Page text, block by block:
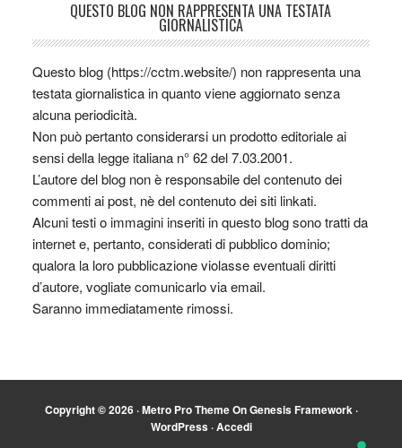
QUESTO BLOG NON RAPPRESENTA UNA TESTATA
GIORNALISTICA
Questo blog (https://cctm.website/) non rappresenta una
testata giornalistica in quanto viene aggiornato senza
alcuna periodicità.
Non può pertanto considerarsi un prodotto editoriale ai
sensi della legge italiana n° 62 del 7.03.2001.
L’autore del blog non è responsabile del contenuto dei
commenti ai post, nè del contenuto dei siti linkati.
Alcuni testi o immagini inseriti in questo blog sono tratti da
internet e, pertanto, considerati di pubblico dominio;
qualora la loro pubblicazione violasse eventuali diritti
d’autore, vogliate comunicarlo via email.
Saranno immediatamente rimossi.
Copyright © 2026 ·Metro Pro ThemeOnGenesis Framework·
WordPress·Accedi